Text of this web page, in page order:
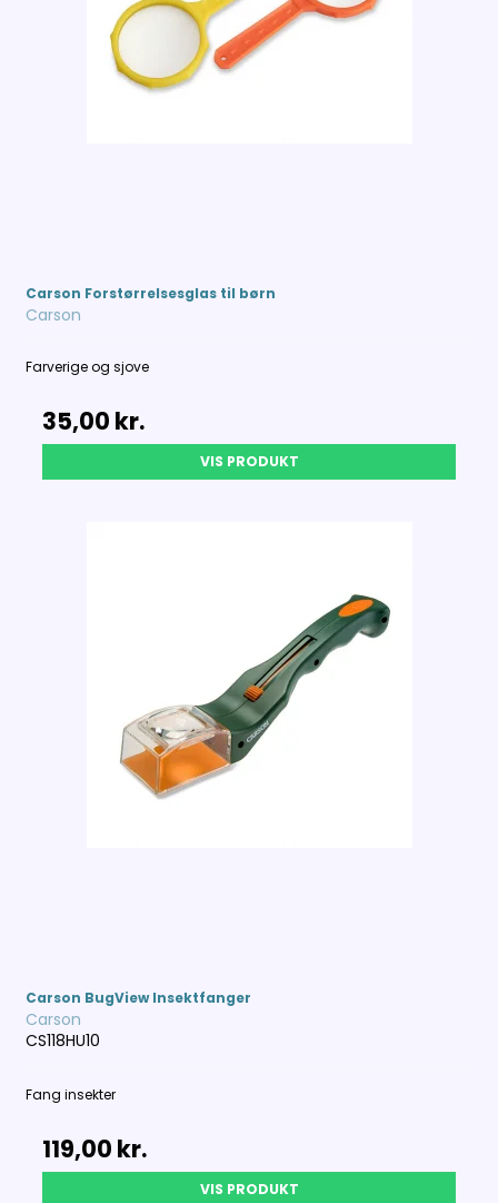
Carson Forstørrelsesglas til børn
Carson
Farverige og sjove
35,00 kr.
VIS PRODUKT
Carson BugView Insektfanger
Carson
CS118HU10
Fang insekter
119,00 kr.
VIS PRODUKT